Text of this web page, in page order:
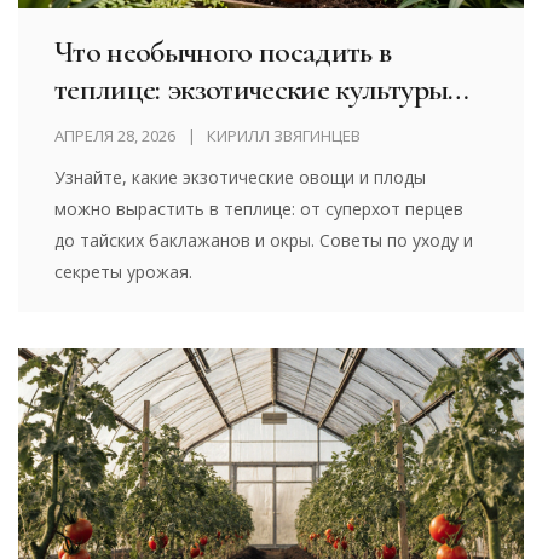
Что необычного посадить в
теплице: экзотические культуры
для вашего огорода
АПРЕЛЯ 28, 2026 КИРИЛЛ ЗВЯГИНЦЕВ
Узнайте, какие экзотические овощи и плоды
можно вырастить в теплице: от суперхот перцев
до тайских баклажанов и окры. Советы по уходу и
секреты урожая.